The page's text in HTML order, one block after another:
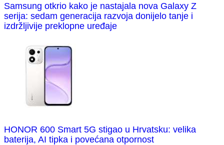
Samsung otkrio kako je nastajala nova Galaxy Z
serija: sedam generacija razvoja donijelo tanje i
izdržljivije preklopne uređaje
HONOR 600 Smart 5G stigao u Hrvatsku: velika
baterija, AI tipka i povećana otpornost